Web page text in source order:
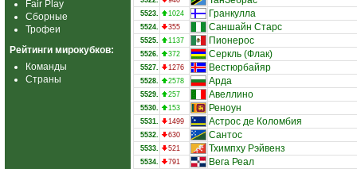
Fair Play
Сборные
Трофеи
Рейтинги мирокубков:
Команды
Страны
5523. 1024 Гранкулла
5524. 355 Саншайн Старс
5525. 1137 Пионерос
5526. 372 Серкль (Флак)
5527. 1276 Вестюрбайяр
5528. 2578 Арда
5529. 257 Авеллино
5530. 153 Реноун
5531. 1499 Астрос де Коломбия
5532. 630 Сантос
5533. 521 Тхимпху Рэйвенз
5534. 791 Вега Реал